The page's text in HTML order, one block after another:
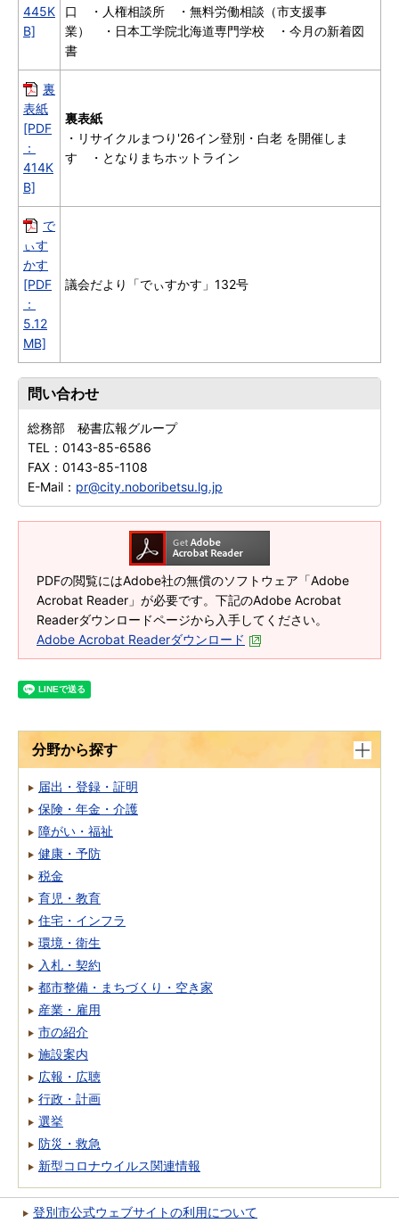
445K
B]
口 ・人権相談所 ・無料労働相談（市支援事
業） ・日本工学院北海道専門学校 ・今月の新着図
書
裏
表紙
[PDF
：
414K
B]
裏表紙
・リサイクルまつり'26イン登別・白老 を開催しま
す ・となりまちホットライン
で
ぃす
かす
[PDF
：
5.12
MB]
議会だより「でぃすかす」132号
問い合わせ
総務部 秘書広報グループ
TEL： 0143-85-6586
FAX： 0143-85-1108
E-Mail： pr@city.noboribetsu.lg.jp
PDFの閲覧にはAdobe社の無償のソフトウェア「Adobe
Acrobat Reader」が必要です。下記のAdobe Acrobat
Readerダウンロードページから入手してください。
Adobe Acrobat Readerダウンロード
分野から探す
届出・登録・証明
保険・年金・介護
障がい・福祉
健康・予防
税金
育児・教育
住宅・インフラ
環境・衛生
入札・契約
都市整備・まちづくり・空き家
産業・雇用
市の紹介
施設案内
広報・広聴
行政・計画
選挙
防災・救急
新型コロナウイルス関連情報
登別市公式ウェブサイトの利用について